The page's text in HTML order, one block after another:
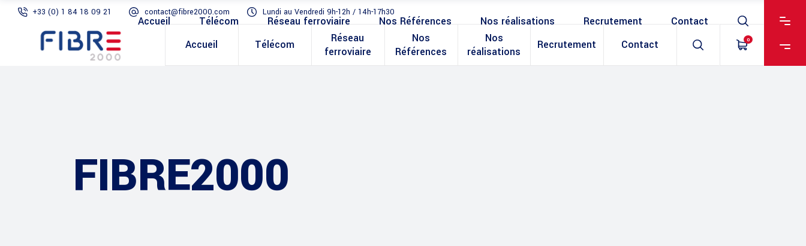
+33 (0) 1 84 18 09 21 contact@fibre2000.com Lundi au Vendredi 9h-12h / 14h-17h30
Accueil Télécom
Réseau
ferroviaire
Nos
Références
Nos
réalisations
Recrutement Contact 0
Accueil Télécom Réseau ferroviaire Nos Références Nos réalisations Recrutement Contact
FIBRE2000